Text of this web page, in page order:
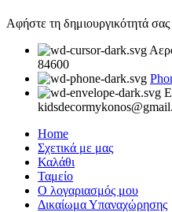
Αφήστε τη δημιουργικότητά
84600
Home
Σχετικά με μας
Καλάθι
Ταμείο
Ο λογαριασμός μου
Δικαίωμα Υπαναχώρησης